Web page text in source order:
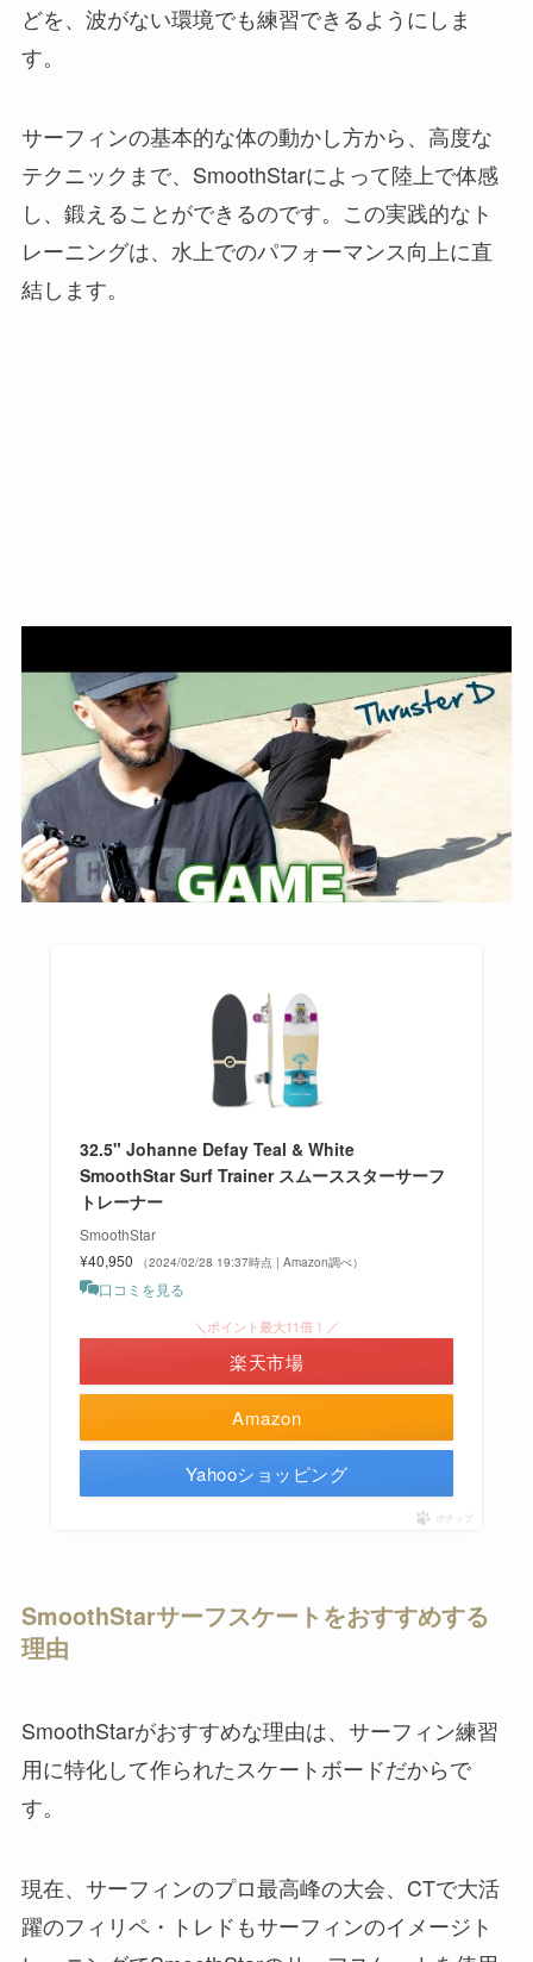
どを、波がない環境でも練習できるようにしま
す。
サーフィンの基本的な体の動かし方から、高度な
テクニックまで、SmoothStarによって陸上で体感
し、鍛えることができるのです。この実践的なト
レーニングは、水上でのパフォーマンス向上に直
結します。
32.5" Johanne Defay Teal & White
SmoothStar Surf Trainer スムーススターサーフ
トレーナー
SmoothStar
¥40,950
（2024/02/28 19:37時点 | Amazon調べ）
口コミを見る
Amazon
＼ポイント最大11倍！／
楽天市場
Yahooショッピング
ポチップ
SmoothStarサーフスケートをおすすめする
理由
SmoothStarがおすすめな理由は、サーフィン練習
用に特化して作られたスケートボードだからで
す。
現在、サーフィンのプロ最高峰の大会、CTで大活
躍のフィリペ・トレドもサーフィンのイメージト